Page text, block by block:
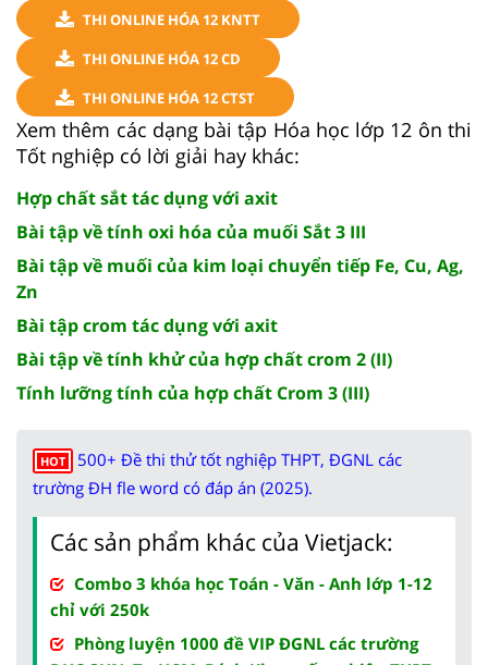
THI ONLINE HÓA 12 KNTT
THI ONLINE HÓA 12 CD
THI ONLINE HÓA 12 CTST
Xem thêm các dạng bài tập Hóa học lớp 12 ôn thi
Tốt nghiệp có lời giải hay khác:
Hợp chất sắt tác dụng với axit
Bài tập về tính oxi hóa của muối Sắt 3 III
Bài tập về muối của kim loại chuyển tiếp Fe, Cu, Ag,
Zn
Bài tập crom tác dụng với axit
Bài tập về tính khử của hợp chất crom 2 (II)
Tính lưỡng tính của hợp chất Crom 3 (III)
HOT
500+ Đề thi thử tốt nghiệp THPT, ĐGNL các
trường ĐH fle word có đáp án (2025).
Các sản phẩm khác của Vietjack:
Combo 3 khóa học Toán - Văn - Anh lớp 1-12
chỉ với 250k
Phòng luyện 1000 đề VIP ĐGNL các trường